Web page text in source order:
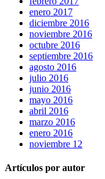
enero 2017
diciembre 2016
noviembre 2016
octubre 2016
septiembre 2016
agosto 2016
julio 2016
junio 2016
mayo 2016
abril 2016
marzo 2016
enero 2016
noviembre 12
Artículos por autor